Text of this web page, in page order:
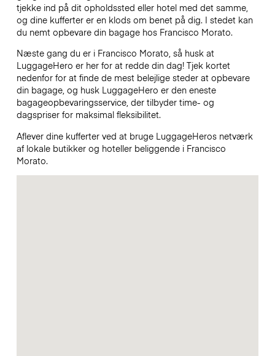
tjekke ind på dit opholdssted eller hotel med det samme,
og dine kufferter er en klods om benet på dig. I stedet kan
du nemt opbevare din bagage hos Francisco Morato.
Næste gang du er i Francisco Morato, så husk at
LuggageHero er her for at redde din dag! Tjek kortet
nedenfor for at finde de mest belejlige steder at opbevare
din bagage, og husk LuggageHero er den eneste
bagageopbevaringsservice, der tilbyder time- og
dagspriser for maksimal fleksibilitet.
Aflever dine kufferter ved at bruge LuggageHeros netværk
af lokale butikker og hoteller beliggende i Francisco
Morato.